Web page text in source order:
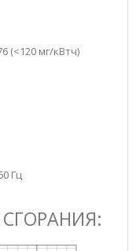
(<120 мг/кВтч)
Гц